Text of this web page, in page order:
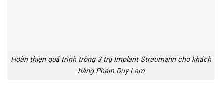
Hoàn thiện quá trình trồng 3 trụ Implant Straumann cho khách
hàng Phạm Duy Lam